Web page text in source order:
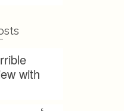
with